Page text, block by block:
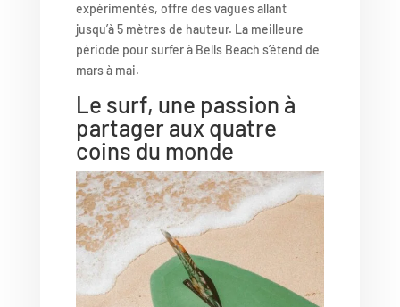
expérimentés, offre des vagues allant
jusqu’à 5 mètres de hauteur. La meilleure
période pour surfer à Bells Beach s’étend de
mars à mai.
Le surf, une passion à
partager aux quatre
coins du monde